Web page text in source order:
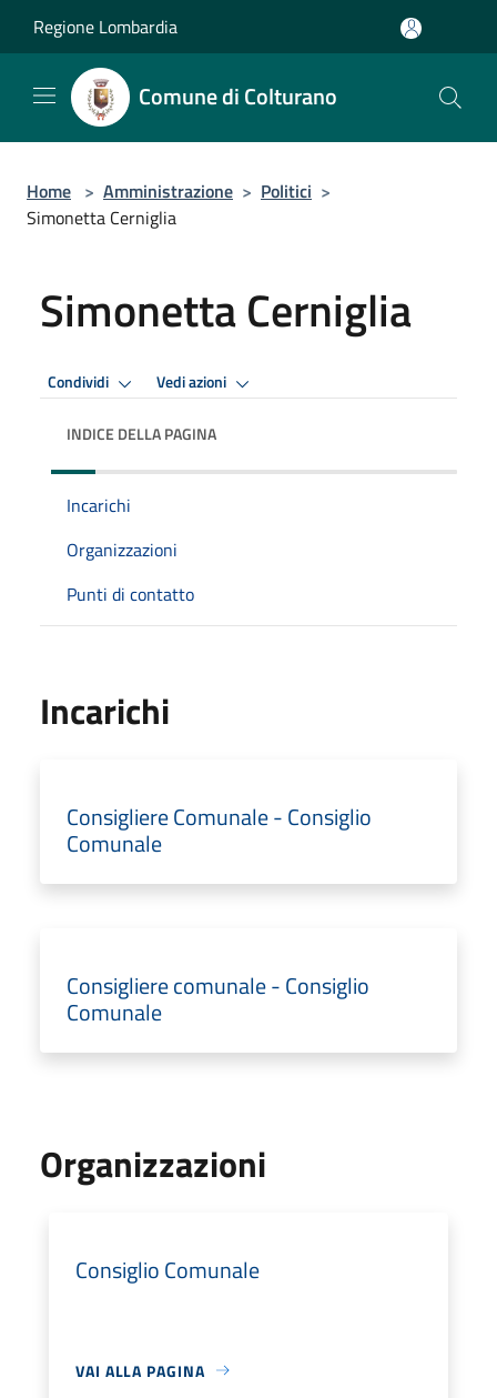
Regione Lombardia
Comune di Colturano
Home > Amministrazione > Politici >
Simonetta Cerniglia
Simonetta Cerniglia
Condividi Vedi azioni
INDICE DELLA PAGINA
Incarichi
Organizzazioni
Punti di contatto
Incarichi
Consigliere Comunale - Consiglio
Comunale
Consigliere comunale - Consiglio
Comunale
Organizzazioni
Consiglio Comunale
VAI ALLA PAGINA